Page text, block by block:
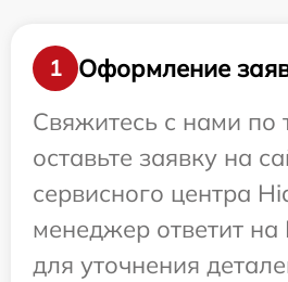
1
Оформление
Свяжитесь с нами по
оставьте заявку на
сервисного центра
менеджер ответит
для уточнения